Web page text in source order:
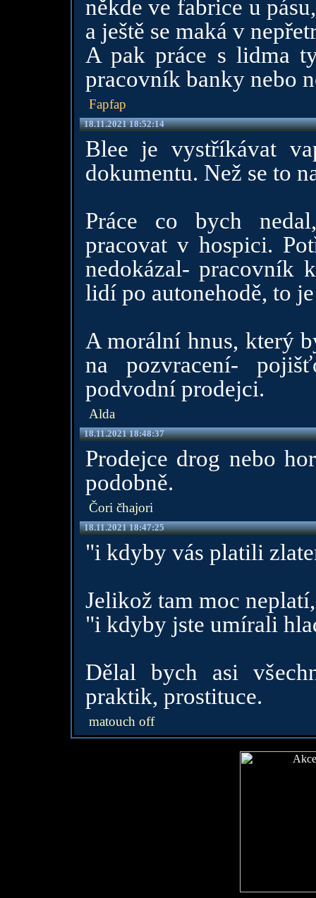
někde ve fabrice u
a ještě se maká v
A pak práce s lidma
pracovník banky nebo
Fapfap
18.11.2021 18:52:14
Blee je vystříkávat
dokumentu. Než se to
Práce co bych
pracovat v hospici.
nedokázal- pracovník
lidí po autonehodě, to
A morální hnus, který
na pozvracení-
podvodní prodejci.
Alda
18.11.2021 18:48:37
Prodejce drog nebo
podobně.
Čori čhajori
18.11.2021 18:47:25
"i kdyby vás platili
Jelikož tam moc
"i kdyby jste umírali
Dělal bych asi
praktik, prostituce.
matouch off